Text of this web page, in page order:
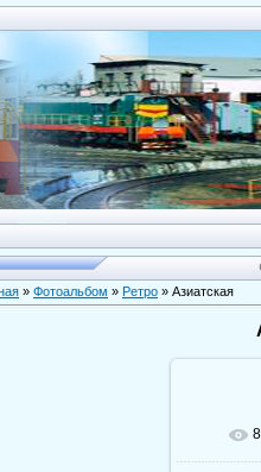
» Фотоальбом » Ретро » Азиатская